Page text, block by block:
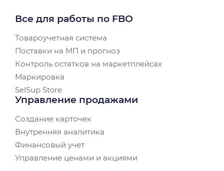
Все для работы по FBO
Товароучетная система
Поставки на МП и прогноз
Контроль остатков на маркетплейсах
Маркировка
SelSup Store
Управление продажами
Создание карточек
Внутренняя аналитика
Финансовый учет
Управление ценами и акциями